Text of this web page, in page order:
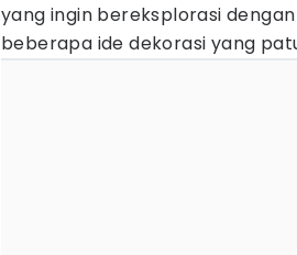
yang ingin bereksplorasi
beberapa ide dekorasi yang